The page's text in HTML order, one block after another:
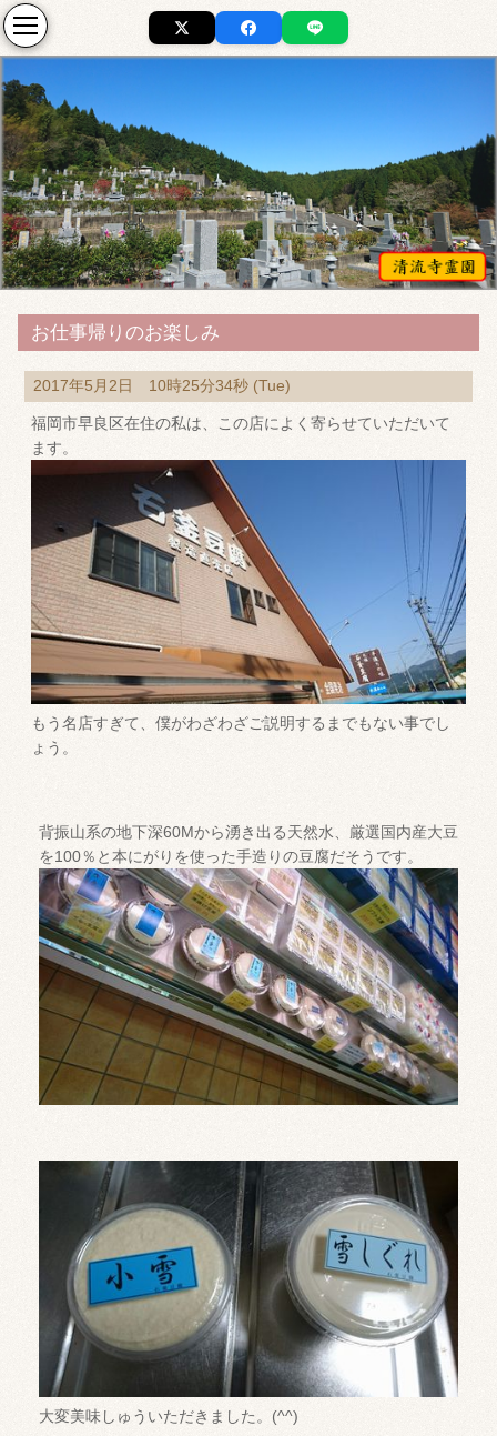
お仕事帰りのお楽しみ
2017年5月2日 10時25分34秒 (Tue)
福岡市早良区在住の私は、この店によく寄らせていただいて
ます。
もう名店すぎて、僕がわざわざご説明するまでもない事でし
ょう。
背振山系の地下深60Mから湧き出る天然水、厳選国内産大豆
を100％と本にがりを使った手造りの豆腐だそうです。
大変美味しゅういただきました。(^^)